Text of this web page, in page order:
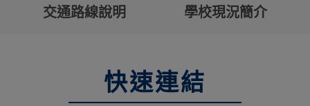
交通路線說明 學校現況簡介
快速連結